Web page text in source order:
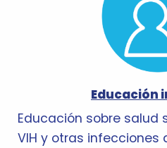
Educación
Educación sobre salud
VIH y otras infecciones